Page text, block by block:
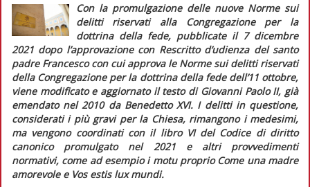
Con la promulgazione delle nuove Norme sui
delitti riservati alla
Congregazione per la
dottrina della fede, pubblicate il 7 dicembre
2021 dopo l’approvazione con Rescritto d’udienza del santo
padre Francesco con cui approva le Norme sui delitti riservati
della Congregazione per la dottrina della fede dell’11 ottobre,
viene modificato e aggiornato il testo di Giovanni Paolo II, già
emendato nel 2010 da Benedetto XVI. I delitti in questione,
considerati i più gravi per la Chiesa, rimangono i medesimi,
ma vengono coordinati con il libro VI del Codice di diritto
canonicopromulgato nel 2021 e altri provvedimenti
normativi, come ad esempio i motu proprioCome una madre
amorevolee Vos estis lux mundi.